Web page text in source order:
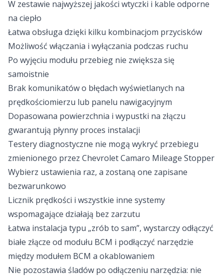
W zestawie najwyższej jakości wtyczki i kable odporne
na ciepło
Łatwa obsługa dzięki kilku kombinacjom przycisków
Możliwość włączania i wyłączania podczas ruchu
Po wyjęciu modułu przebieg nie zwiększa się
samoistnie
Brak komunikatów o błędach wyświetlanych na
prędkościomierzu lub panelu nawigacyjnym
Dopasowana powierzchnia i wypustki na złączu
gwarantują płynny proces instalacji
Testery diagnostyczne nie mogą wykryć przebiegu
zmienionego przez Chevrolet Camaro Mileage Stopper
Wybierz ustawienia raz, a zostaną one zapisane
bezwarunkowo
Licznik prędkości i wszystkie inne systemy
wspomagające działają bez zarzutu
Łatwa instalacja typu „zrób to sam”, wystarczy odłączyć
białe złącze od modułu BCM i podłączyć narzędzie
między modułem BCM a okablowaniem
Nie pozostawia śladów po odłączeniu narzędzia: nie